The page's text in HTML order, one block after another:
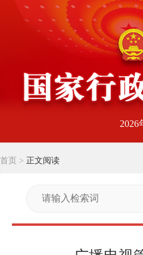
2026
首页 > 正文阅读